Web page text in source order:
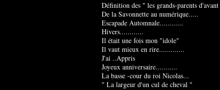
Définition des " les grands-parents
De la Savonnette au numérique.....
Escapade Automnale............
Hivers............
Il était une fois mon "idole"
Il vaut mieux en rire.............
J'ai ..Appris
Joyeux anniversaire...........
La basse -cour du roi Nicolas...
" La largeur d'un cul de cheval "